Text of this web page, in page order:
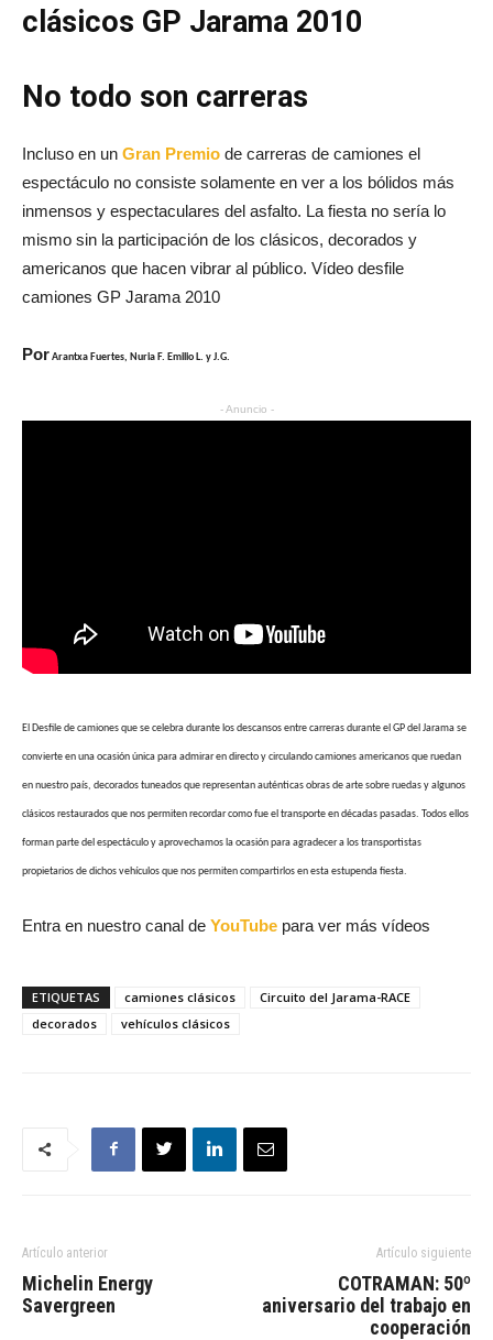
clásicos GP Jarama 2010
No todo son carreras
Incluso en un Gran Premio de carreras de camiones el
espectáculo no consiste solamente en ver a los bólidos más
inmensos y espectaculares del asfalto. La fiesta no sería lo
mismo sin la participación de los clásicos, decorados y
americanos que hacen vibrar al público. Vídeo desfile
camiones GP Jarama 2010
PorArantxa Fuertes, Nuria F. Emilio L. y J.G.
- Anuncio -
El Desfile de camiones que se celebra durante los descansos entre carreras durante el GP del Jarama se
convierte en una ocasión única para admirar en directo y circulando camiones americanos que ruedan
en nuestro país, decorados tuneados que representan auténticas obras de arte sobre ruedas y algunos
clásicos restaurados que nos permiten recordar como fue el transporte en décadas pasadas. Todos ellos
forman parte del espectáculo y aprovechamos la ocasión para agradecer a los transportistas
propietarios de dichos vehículos que nos permiten compartirlos en esta estupenda fiesta.
Entra en nuestro canal de YouTube para ver más vídeos
ETIQUETAS camiones clásicos
Circuito del Jarama-RACE
decorados
vehículos clásicos
Artículo anterior
Michelin Energy
Savergreen
Artículo siguiente
COTRAMAN: 50º
aniversario del trabajo en
cooperación